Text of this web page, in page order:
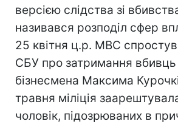
версією слідства зі
називався розподіл сфер
25 квітня ц.р. МВС
СБУ про затримання вбивць
бізнесмена Максима
травня міліція
чоловік, підозрюваних в